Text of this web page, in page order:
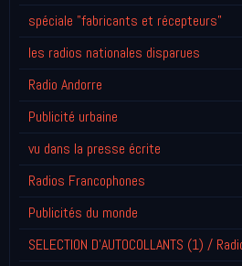
spéciale "fabricants et récepteurs"
les radios nationales disparues
Radio Andorre
Publicité urbaine
vu dans la presse écrite
Radios Francophones
Publicités du monde
SELECTION D'AUTOCOLLANTS (1) /